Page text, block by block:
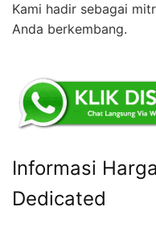
Kami hadir sebagai
Anda berkembang.
Informasi
Dedicated